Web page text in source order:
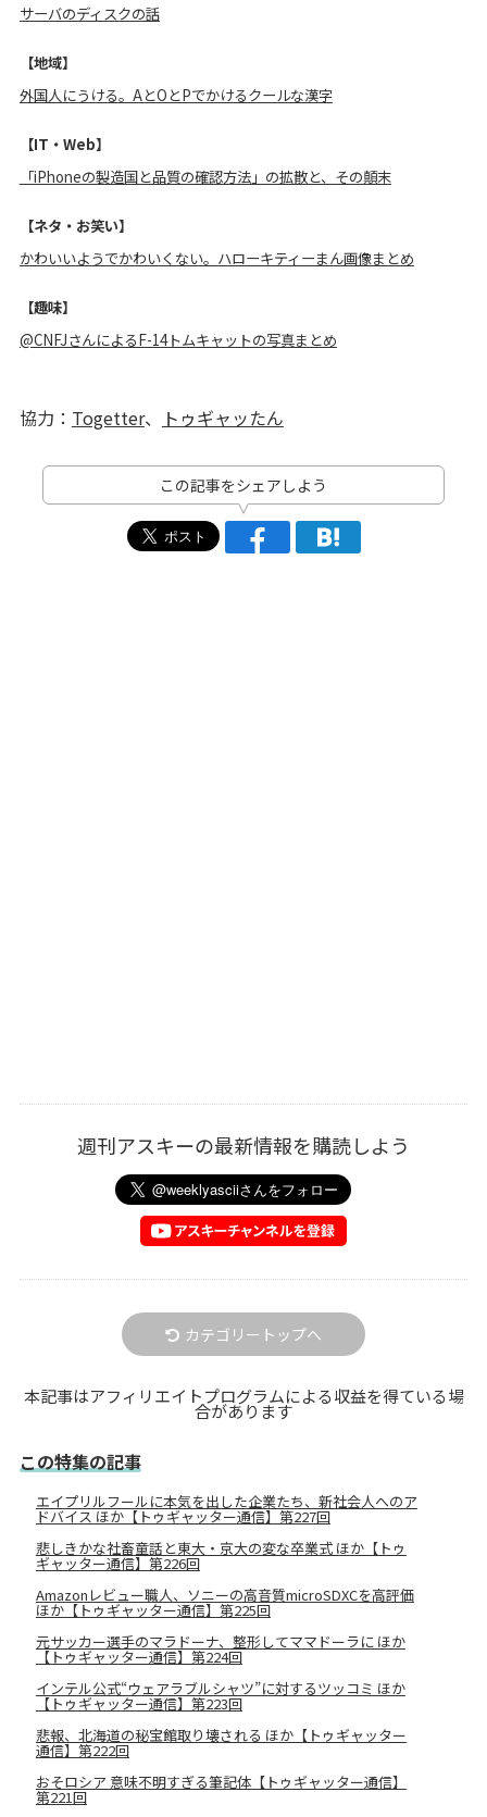
サーバのディスクの話
【地域】
外国人にうける。AとOとPでかけるクールな漢字
【IT・Web】
「iPhoneの製造国と品質の確認方法」の拡散と、その顛末
【ネタ・お笑い】
かわいいようでかわいくない。ハローキティーまん画像まとめ
【趣味】
@CNFJさんによるF-14トムキャットの写真まとめ
協力： Togetter、 トゥギャッたん
この記事をシェアしよう
週刊アスキーの最新情報を購読しよう
カテゴリートップへ
本記事はアフィリエイトプログラムによる収益を得ている場
合があります
この特集の記事
エイプリルフールに本気を出した企業たち、新社会人へのア
ドバイス ほか【トゥギャッター通信】第227回
悲しきかな社畜童話と東大・京大の変な卒業式 ほか【トゥ
ギャッター通信】第226回
Amazonレビュー職人、ソニーの高音質microSDXCを高評価
ほか【トゥギャッター通信】第225回
元サッカー選手のマラドーナ、整形してママドーラに ほか
【トゥギャッター通信】第224回
インテル公式“ウェアラブルシャツ”に対するツッコミ ほか
【トゥギャッター通信】第223回
悲報、北海道の秘宝館取り壊される ほか【トゥギャッター
通信】第222回
おそロシア 意味不明すぎる筆記体【トゥギャッター通信】
第221回